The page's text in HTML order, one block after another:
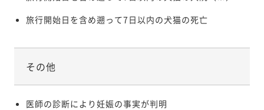
旅行開始日を含め遡って7日以内の犬猫の死亡
その他
医師の診断により妊娠の事実が判明